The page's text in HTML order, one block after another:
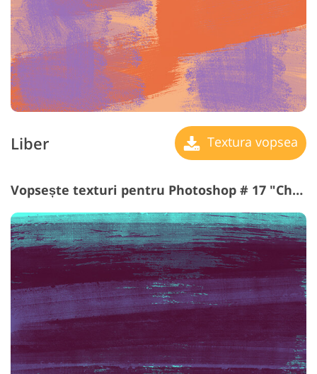
Liber Textura vopsea
Vopsește texturi pentru Photoshop # 17 "Chaos"